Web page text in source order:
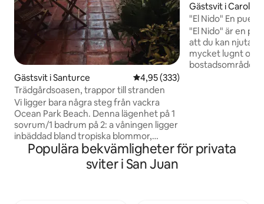
Gästsvit i Santurce 4,95 av 5 i genomsnittligt
4,95 (333)
Trädgårdsoasen, trappor till stranden
Vi ligger bara några steg från vackra
Ocean Park Beach. Denna lägenhet på 1
sovrum/1 badrum på 2: a våningen ligger
inbäddad bland tropiska blommor,
orkidéer och lövverk. Det inkluderar ett
utrustat kök, sängkläder och en futon i
vardagsrummet - plus ett nytt badrum
Gästsvit i Carolina
"El Nido" En
och bekväm
"El Nido" är en
att du kan njuta
mycket lugnt
bostadsområde.
är 10 minuter
minuter från Isla
Populära bekvämligheter för privata
sviter i San Juan